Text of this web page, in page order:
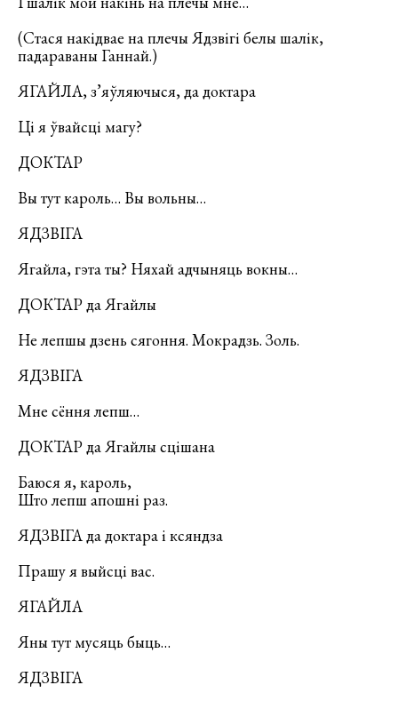
(Стася накідвае на плечы Ядзвігі белы шалік,
падараваны Ганнай.)
ЯГАЙЛА, з’яўляючыся, да доктара
Ці я ўвайсці магу?
ДОКТАР
Вы тут кароль… Вы вольны…
ЯДЗВІГА
Ягайла, гэта ты? Няхай адчыняць вокны…
ДОКТАР да Ягайлы
Не лепшы дзень сягоння. Мокрадзь. Золь.
ЯДЗВІГА
Мне сёння лепш…
ДОКТАР да Ягайлы сцішана
Баюся я, кароль,
Што лепш апошні раз.
ЯДЗВІГА да доктара і ксяндза
Прашу я выйсці вас.
ЯГАЙЛА
Яны тут мусяць быць…
ЯДЗВІГА